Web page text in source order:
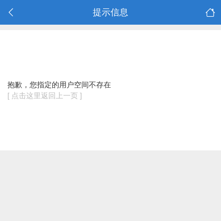
提示信息
抱歉，您指定的用户空间不存在
[ 点击这里返回上一页 ]